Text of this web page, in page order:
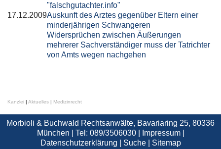
"falschgutachter.info"
17.12.2009Auskunft des Arztes gegenüber Eltern einer
minderjährigen Schwangeren
Widersprüchen zwischen Äußerungen
mehrerer Sachverständiger muss der Tatrichter
von Amts wegen nachgehen
Kanzlei | Aktuelles | Medizinrecht
Morbioli & Buchwald Rechtsanwälte, Bavariaring 25, 80336
München | Tel: 089/3506030 |
Impressum|
Datenschutzerklärung
Suche| Sitemap